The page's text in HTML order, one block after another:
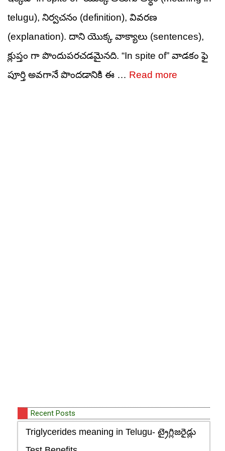
telugu), నిర్వచనం (definition), వివరణ
(explanation). దాని యొక్క వాక్యాలు (sentences),
క్లుప్తం గా పొందుపరచడమైనది. “In spite of” వాడకం ఫై
పూర్తి అవగానే పొందడానికి ఈ … Read more
Recent Posts
Triglycerides meaning in Telugu- ట్రైగ్లిజరైడ్లు